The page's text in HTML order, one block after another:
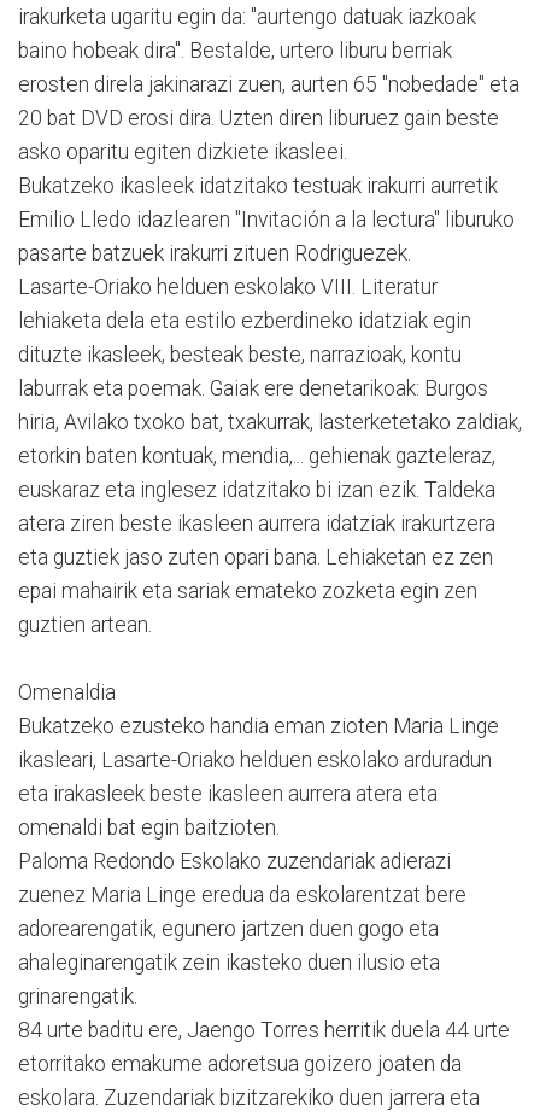
irakurketa ugaritu egin da: "aurtengo datuak iazkoak
baino hobeak dira". Bestalde, urtero liburu berriak
erosten direla jakinarazi zuen, aurten 65 "nobedade" eta
20 bat DVD erosi dira. Uzten diren liburuez gain beste
asko oparitu egiten dizkiete ikasleei.
Bukatzeko ikasleek idatzitako testuak irakurri aurretik
Emilio Lledo idazlearen "Invitación a la lectura" liburuko
pasarte batzuek irakurri zituen Rodriguezek.
Lasarte-Oriako helduen eskolako VIII. Literatur
lehiaketa dela eta estilo ezberdineko idatziak egin
dituzte ikasleek, besteak beste, narrazioak, kontu
laburrak eta poemak. Gaiak ere denetarikoak: Burgos
hiria, Avilako txoko bat, txakurrak, lasterketetako zaldiak,
etorkin baten kontuak, mendia,... gehienak gazteleraz,
euskaraz eta inglesez idatzitako bi izan ezik. Taldeka
atera ziren beste ikasleen aurrera idatziak irakurtzera
eta guztiek jaso zuten opari bana. Lehiaketan ez zen
epai mahairik eta sariak emateko zozketa egin zen
guztien artean.
Omenaldia
Bukatzeko ezusteko handia eman zioten Maria Linge
ikasleari, Lasarte-Oriako helduen eskolako arduradun
eta irakasleek beste ikasleen aurrera atera eta
omenaldi bat egin baitzioten.
Paloma Redondo Eskolako zuzendariak adierazi
zuenez Maria Linge eredua da eskolarentzat bere
adorearengatik, egunero jartzen duen gogo eta
ahaleginarengatik zein ikasteko duen ilusio eta
grinarengatik.
84 urte baditu ere, Jaengo Torres herritik duela 44 urte
etorritako emakume adoretsua goizero joaten da
eskolara. Zuzendariak bizitzarekiko duen jarrera eta